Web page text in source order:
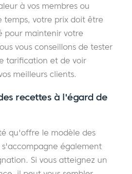
à vos membres ou
temps, votre prix doit être
pour maintenir votre
vous conseillons de tester
tarification et de voir
meilleurs clients.
recettes à l'égard de
qu'offre le modèle des
s'accompagne également
Si vous atteignez un